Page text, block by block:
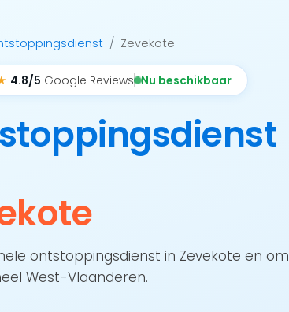
Zevekote
4.8/5 Google Reviews Nu beschikbaar
ontstoppingsdienst in Zevekote en
West-Vlaanderen.